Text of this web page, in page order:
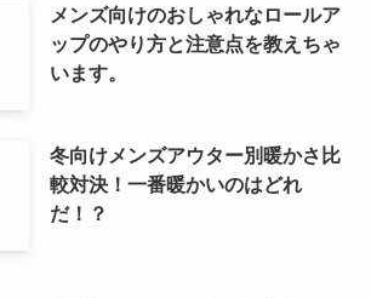
メンズ向けのおしゃれなロールア
ップのやり方と注意点を教えちゃ
います。
冬向けメンズアウター別暖かさ比
較対決！一番暖かいのはどれ
だ！？